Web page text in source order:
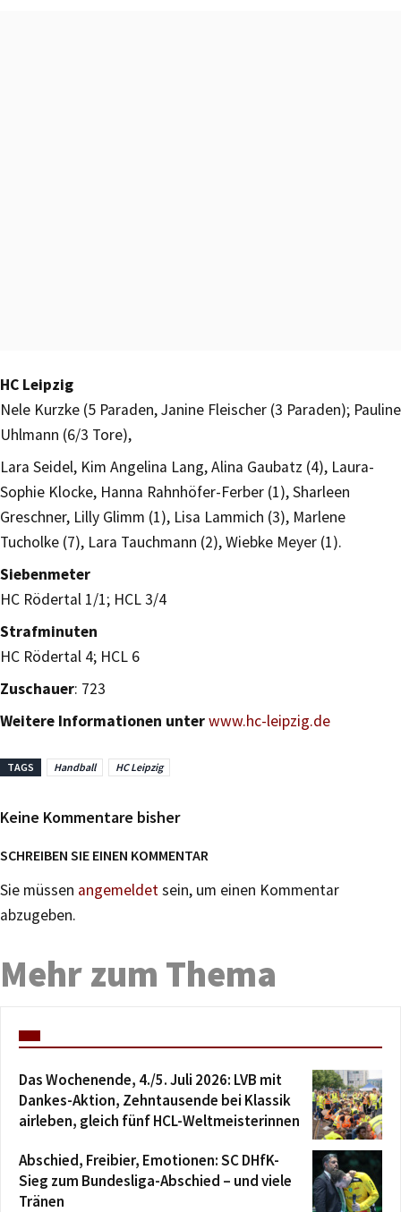
HC Leipzig
Nele Kurzke (5 Paraden, Janine Fleischer (3 Paraden); Pauline
Uhlmann (6/3 Tore),
Lara Seidel, Kim Angelina Lang, Alina Gaubatz (4), Laura-
Sophie Klocke, Hanna Rahnhöfer-Ferber (1), Sharleen
Greschner, Lilly Glimm (1), Lisa Lammich (3), Marlene
Tucholke (7), Lara Tauchmann (2), Wiebke Meyer (1).
Siebenmeter
HC Rödertal 1/1; HCL 3/4
Strafminuten
HC Rödertal 4; HCL 6
Zuschauer: 723
Weitere Informationen unterwww.hc-leipzig.de
TAGS Handball HC Leipzig
Keine Kommentare bisher
SCHREIBEN SIE EINEN KOMMENTAR
Sie müssen angemeldetsein, um einen Kommentar
abzugeben.
Mehr zum Thema
Das Wochenende, 4./5. Juli 2026: LVB mit
Dankes-Aktion, Zehntausende bei Klassik
airleben, gleich fünf HCL-Weltmeisterinnen
Abschied, Freibier, Emotionen: SC DHfK-
Sieg zum Bundesliga-Abschied – und viele
Tränen